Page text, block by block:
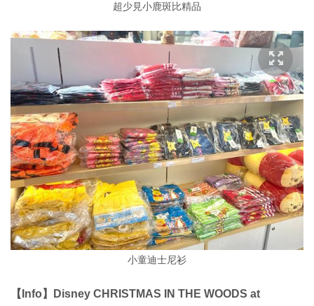
超少見小鹿斑比精品
小童迪士尼衫
【Info】Disney CHRISTMAS IN THE WOODS at